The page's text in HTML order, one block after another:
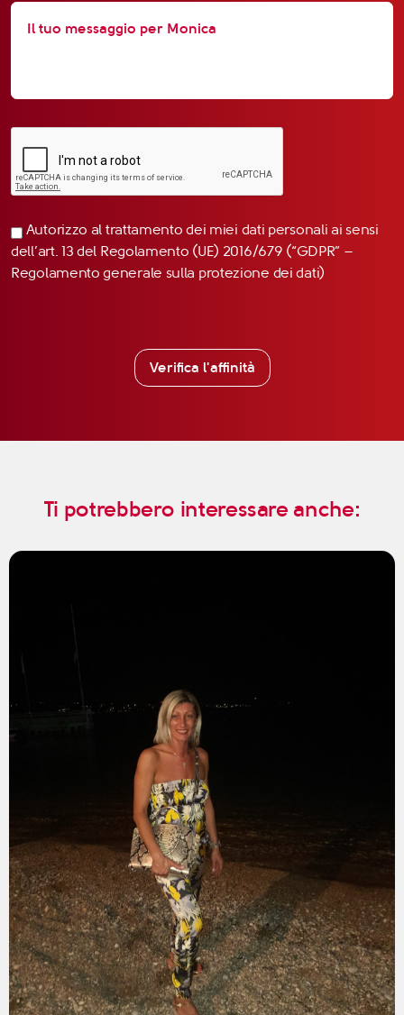
Autorizzo al trattamento dei miei dati personali ai sensi
dell’art. 13 del Regolamento (UE) 2016/679 (“GDPR” –
Regolamento generale sulla protezione dei dati)
Verifica l'affinità
Ti potrebbero interessare anche: